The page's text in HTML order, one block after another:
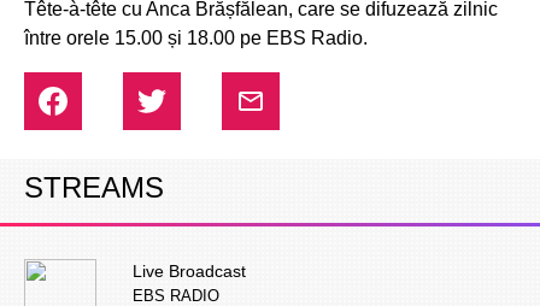
Tête-à-tête cu Anca Brășfălean, care se difuzează zilnic
între orele 15.00 și 18.00 pe EBS Radio.
STREAMS
Live Broadcast
EBS RADIO